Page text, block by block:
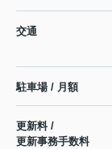
交通
駐車場 / 月額
更新料 /
更新事務手数料